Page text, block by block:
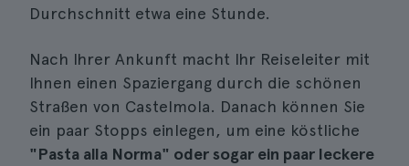
Durchschnitt etwa eine Stunde.
Nach Ihrer Ankunft macht Ihr Reiseleiter mit
Ihnen einen Spaziergang durch die schönen
Straßen von Castelmola. Danach können Sie
ein paar Stopps einlegen, um eine köstliche
"Pasta alla Norma" oder sogar ein paar leckere